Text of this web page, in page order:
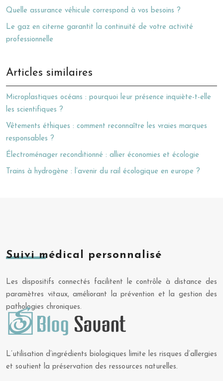
Quelle assurance véhicule correspond à vos besoins ?
Le gaz en citerne garantit la continuité de votre activité
professionnelle
Articles similaires
Microplastiques océans : pourquoi leur présence inquiète-t-elle
les scientifiques ?
Vêtements éthiques : comment reconnaître les vraies marques
responsables ?
Électroménager reconditionné : allier économies et écologie
Trains à hydrogène : l’avenir du rail écologique en europe ?
Suivi médical personnalisé
Les dispositifs connectés facilitent le contrôle à distance des
paramètres vitaux, améliorant la prévention et la gestion des
pathologies chroniques.
L’utilisation d’ingrédients biologiques limite les risques d’allergies
et soutient la préservation des ressources naturelles.